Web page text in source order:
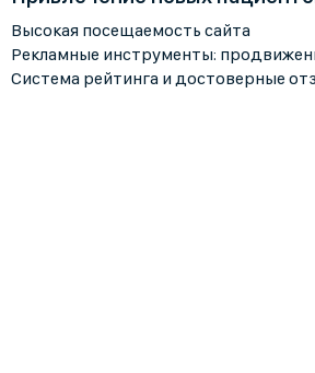
Высокая посещаемость сайта
Рекламные инструменты:
Система рейтинга и достоверные